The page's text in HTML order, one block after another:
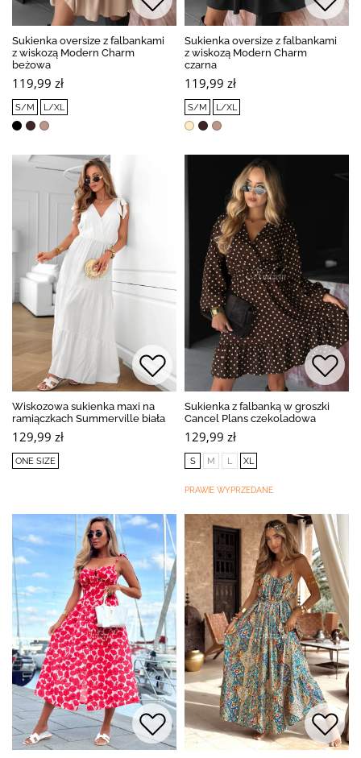
Sukienka oversize z falbankami
z wiskozą Modern Charm
beżowa
119,99 zł
S/M L/XL
Sukienka oversize z falbankami
z wiskozą Modern Charm
czarna
119,99 zł
S/M L/XL
Wiskozowa sukienka maxi na
ramiączkach Summerville biała
129,99 zł
ONE SIZE
Sukienka z falbanką w groszki
Cancel Plans czekoladowa
129,99 zł
S M L XL
PRAWIE WYPRZEDANE